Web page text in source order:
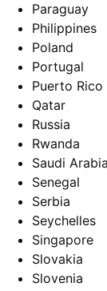
Paraguay
Philippines
Poland
Portugal
Puerto Rico
Qatar
Russia
Rwanda
Saudi Arabia
Senegal
Serbia
Seychelles
Singapore
Slovakia
Slovenia